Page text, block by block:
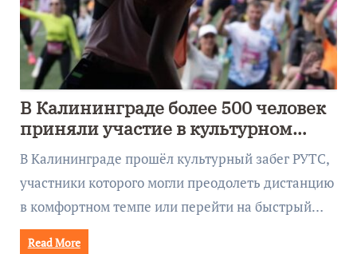
В Калининграде более 500 человек
приняли участие в культурном
забеге
В Калининграде прошёл культурный забег РУТС,
участники которого могли преодолеть дистанцию
в комфортном темпе или перейти на быстрый…
Read More